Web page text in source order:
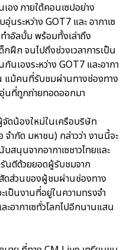
ง ภายใต้คอนเซปอย่าง
ระหว่าง GOT7 และ อากาเซ
ำอัลบั้ม พร้อมทั้งเล่าถึง
ฝึก จนไปถึงช่วงเวลาการเป็น
เองระหว่าง GOT7 และอากา
น แม้คนที่รับชมผ่านทางช่องทาง
นที่ถูกถ่ายทอดออกมา
จัดน้องใหม่ในเครือบริษัท
ำกัด มหาชน) กล่าวว่า งานนี้จะ
สนุนจากอากาเซชาวไทยและ
นตีด้วยยอดผู้รับชมจาก
ดส่วนของผู้ชมผ่านช่องทาง
เป็นงานที่อยู่ในความทรงจำ
ะอากาเซทั่วโลกไปอีกนานแสน